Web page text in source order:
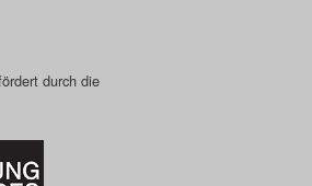
Blog
2024
2025
durch die